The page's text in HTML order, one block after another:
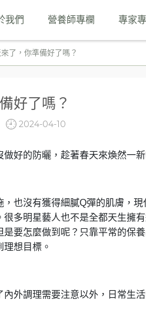
我們 營養師專欄 專家
了，你準備好了嗎？
好了嗎？
2024-04-10
好的防曬，趁著春天來煥然一新
也沒有獲得細膩Q彈的肌膚，
多明星藝人也不是全都天生擁
是要怎麼做到呢？只靠平常的保
想目標。
外調理需要注意以外，日常生